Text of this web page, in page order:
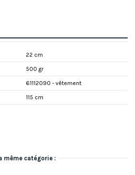
22 cm
500 gr
61112090 - vêtement
115 cm
même catégorie :